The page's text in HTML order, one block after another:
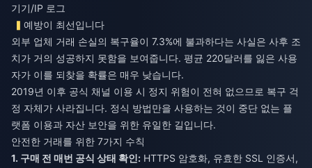
기기/IP 로그
예방이 최선입니다
외부 업체 거래 손실의 복구율이 7.3%에 불과하다는 사실은 사후 조
치가 거의 성공하지 못함을 보여줍니다. 평균 220달러를 잃은 사용
자가 이를 되찾을 확률은 매우 낮습니다.
2019년 이후 공식 채널 이용 시 정지 위험이 전혀 없으므로 복구 걱
정 자체가 사라집니다. 정식 방법만을 사용하는 것이 중단 없는 플
랫폼 이용과 자산 보안을 위한 유일한 길입니다.
안전한 거래를 위한 7가지 수칙
1. 구매 전 매번 공식 상태 확인: HTTPS 암호화, 유효한 SSL 인증서,